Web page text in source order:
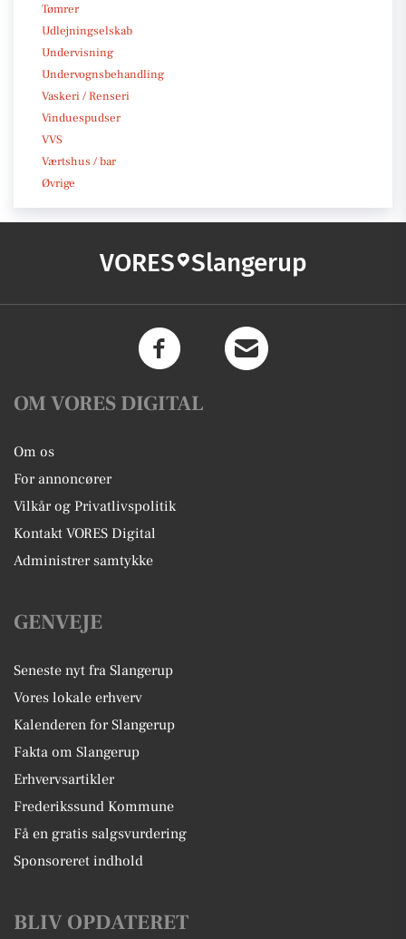
Tømrer
Udlejningselskab
Undervisning
Undervognsbehandling
Vaskeri / Renseri
Vinduespudser
VVS
Værtshus / bar
Øvrige
VORES Slangerup
OM VORES DIGITAL
Om os
For annoncører
Vilkår og Privatlivspolitik
Kontakt VORES Digital
Administrer samtykke
GENVEJE
Seneste nyt fra Slangerup
Vores lokale erhverv
Kalenderen for Slangerup
Fakta om Slangerup
Erhvervsartikler
Frederikssund Kommune
Få en gratis salgsvurdering
Sponsoreret indhold
BLIV OPDATERET